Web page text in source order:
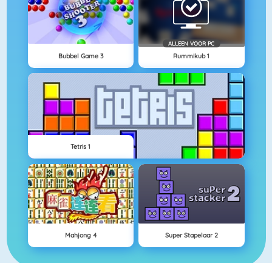
Bubbel Game 3
ALLEEN VOOR PC
Rummikub 1
Tetris 1
Mahjong 4 Super Stapelaar 2